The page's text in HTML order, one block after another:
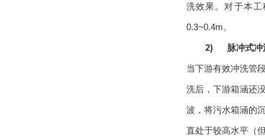
洗效果。对于本
0.3~0.4m。
2) 脉冲式冲
当下游有效冲洗管
洗后，下游箱涵还
波，将污水箱涵的
直处于较高水平（